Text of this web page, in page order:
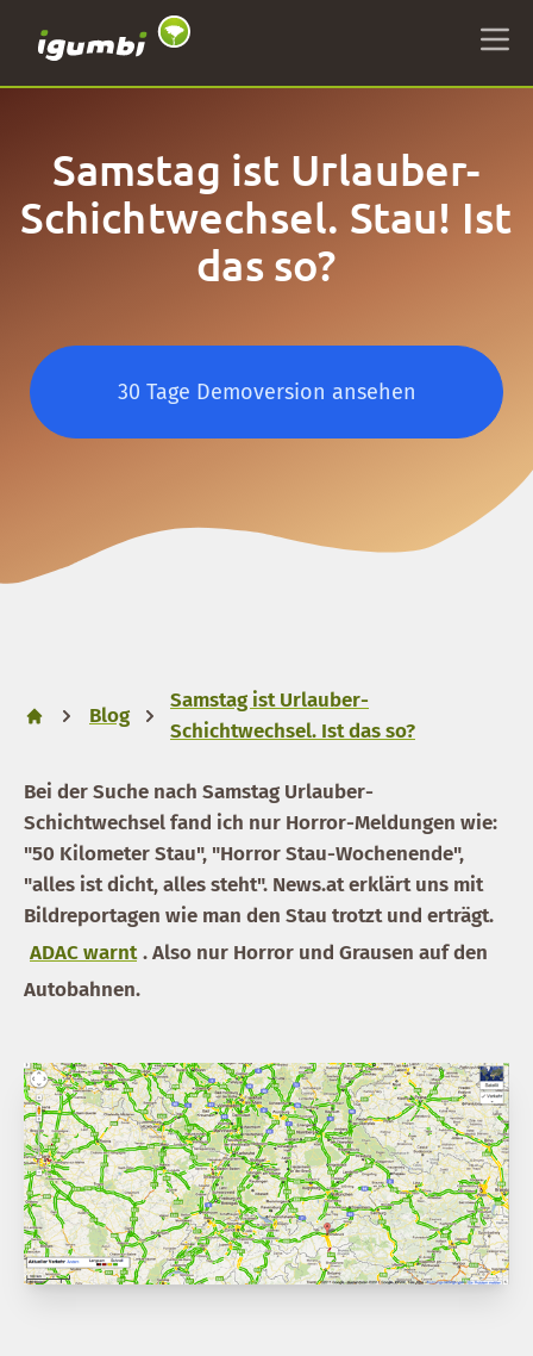
Samstag ist Urlauber-
Schichtwechsel. Stau! Ist
das so?
30 Tage Demoversion ansehen
Blog
Samstag ist Urlauber-
Schichtwechsel. Ist das so?
Bei der Suche nach Samstag Urlauber-
Schichtwechsel fand ich nur Horror-Meldungen wie:
"50 Kilometer Stau", "Horror Stau-Wochenende",
"alles ist dicht, alles steht". News.at erklärt uns mit
Bildreportagen wie man den Stau trotzt und erträgt.
ADAC warnt . Also nur Horror und Grausen auf den
Autobahnen.